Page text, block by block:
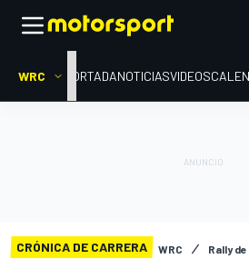
WRC PORTADANOTICIASVIDEOS
CRÓNICA DE CARRERA WRC Rally